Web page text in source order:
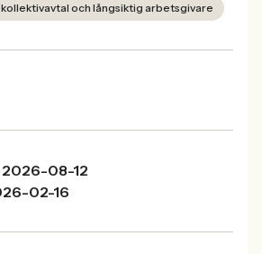
och långsiktig arbetsgivare
2026-08-12
02-16